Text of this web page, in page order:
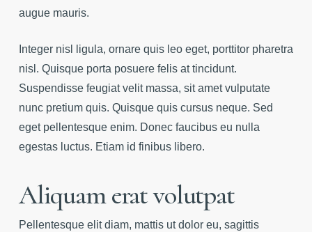
augue mauris.
Integer nisl ligula, ornare quis leo eget, porttitor pharetra
nisl. Quisque porta posuere felis at tincidunt.
Suspendisse feugiat velit massa, sit amet vulputate
nunc pretium quis. Quisque quis cursus neque. Sed
eget pellentesque enim. Donec faucibus eu nulla
egestas luctus. Etiam id finibus libero.
Aliquam erat volutpat
Pellentesque elit diam, mattis ut dolor eu, sagittis